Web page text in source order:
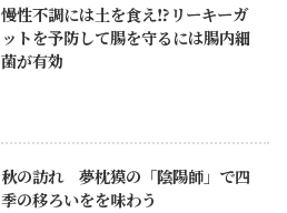
慢性不調には土を食え⁉︎リーキーガ
ットを予防して腸を守るには腸内細
菌が有効
秋の訪れ 夢枕獏の「陰陽師」で四
季の移ろいをを味わう